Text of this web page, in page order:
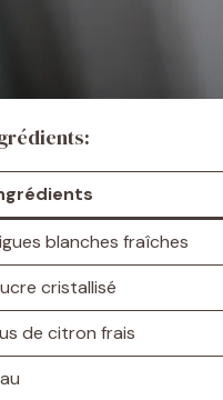
blanches fraîches
cristallisé
de citron frais